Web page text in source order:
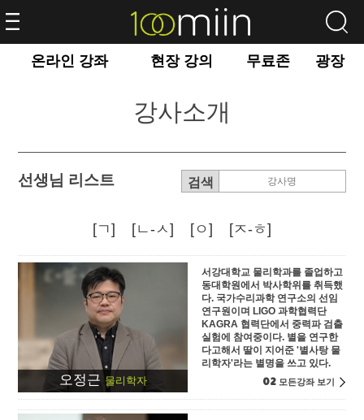
온라인 강좌 현장 강의 무료존 광장
강사소개
선생님 리스트
[ㄱ] [ㄴ-ㅅ] [ㅇ] [ㅈ-ㅎ]
오정근물리학자
서강대학교 물리학과를 졸업하고
동대학원에서 박사학위를 취득했
다. 국가수리과학 연구소의 선임
연구원이며 LIGO 과학협력단
KAGRA 협력단에서 중력파 검출
실험에 참여중이다. 별을 연구한
다고해서 딸이 지어준 '별사탕 물
리학자'라는 별명을 쓰고 있다.
02모든강좌 보기